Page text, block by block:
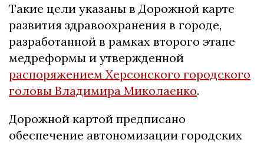
Такие цели указаны в Дорожной карте
развития здравоохранения в городе,
разработанной в рамках второго этапе
медреформы и утвержденной
распоряжением Херсонского городского
головы Владимира Миколаенко.
Дорожной картой предписано
обеспечение автономизации городских